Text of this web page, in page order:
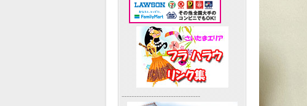
--------------------------------